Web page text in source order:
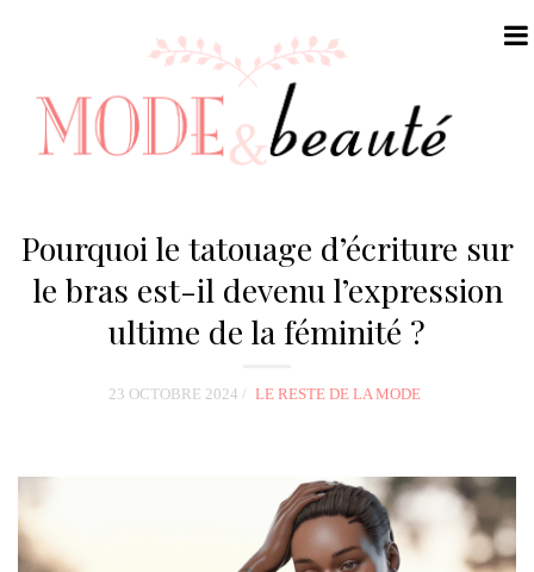
a
v
n
Pourquoi le tatouage d’écriture sur
le bras est-il devenu l’expression
ultime de la féminité ?
23 OCTOBRE 2024 LE RESTE DE LA MODE